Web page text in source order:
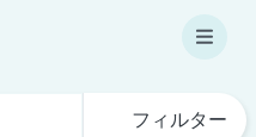
フィルター